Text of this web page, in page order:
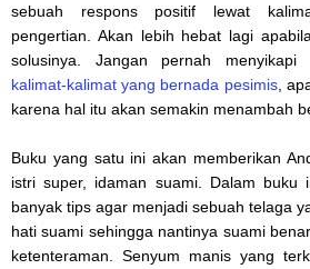
sebuah respons positif lewat
pengertian. Akan lebih hebat lagi
solusinya. Jangan pernah
kalimat-kalimat yang bernada pesimis,
karena hal itu akan semakin menambah
Buku yang satu ini akan memberikan
istri super, idaman suami. Dalam buku
banyak tips agar menjadi sebuah telaga
hati suami sehingga nantinya suami
ketenteraman. Senyum manis yang